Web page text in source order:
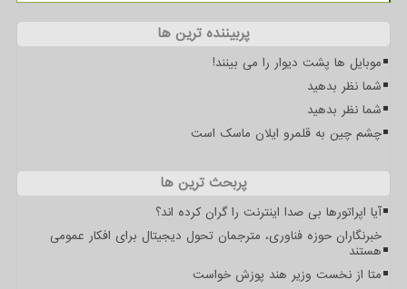
پربیننده ترین ها
موبایل ها پشت دیوار را می بینند!
شما نظر بدهید
شما نظر بدهید
چشم چین به قلمرو ایلان ماسک است
پربحث ترین ها
آیا اپراتورها بی صدا اینترنت را گران کرده اند؟
خبرنگاران حوزه فناوری، مترجمان تحول دیجیتال برای افکار عمومی
هستند
متا از نخست وزیر هند پوزش خواست